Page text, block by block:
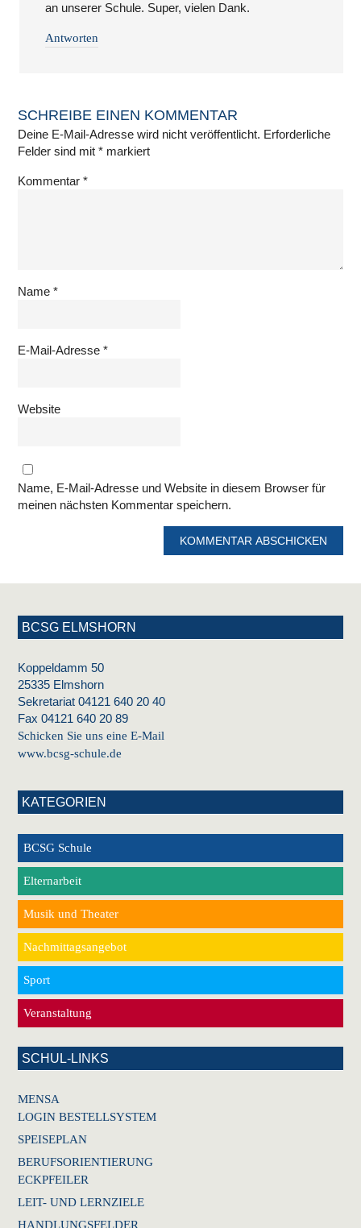
an unserer Schule. Super, vielen Dank.
Antworten
SCHREIBE EINEN KOMMENTAR
Deine E-Mail-Adresse wird nicht veröffentlicht. Erforderliche
Felder sind mit* markiert
Kommentar*
Name*
E-Mail-Adresse*
Website
Name, E-Mail-Adresse und Website in diesem Browser für
meinen nächsten Kommentar speichern.
BCSG ELMSHORN
Koppeldamm 50
25335 Elmshorn
Sekretariat 04121 640 20 40
Fax 04121 640 20 89
Schicken Sie uns eine E-Mail
www.bcsg-schule.de
KATEGORIEN
BCSG Schule
Elternarbeit
Musik und Theater
Nachmittagsangebot
Sport
Veranstaltung
SCHUL-LINKS
MENSA
LOGIN BESTELLSYSTEM
SPEISEPLAN
BERUFSORIENTIERUNG
ECKPFEILER
LEIT- UND LERNZIELE
HANDLUNGSFELDER